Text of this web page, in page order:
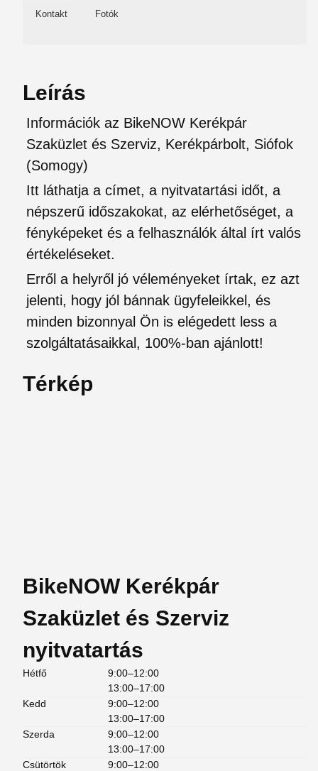
Kontakt Fotók
Leírás
Információk az BikeNOW Kerékpár
Szaküzlet és Szerviz, Kerékpárbolt, Siófok
(Somogy)
Itt láthatja a címet, a nyitvatartási időt, a
népszerű időszakokat, az elérhetőséget, a
fényképeket és a felhasználók által írt valós
értékeléseket.
Erről a helyről jó véleményeket írtak, ez azt
jelenti, hogy jól bánnak ügyfeleikkel, és
minden bizonnyal Ön is elégedett less a
szolgáltatásaikkal, 100%-ban ajánlott!
Térkép
BikeNOW Kerékpár
Szaküzlet és Szerviz
nyitvatartás
Hétfő
9:00–12:00
13:00–17:00
Kedd
9:00–12:00
13:00–17:00
Szerda
9:00–12:00
13:00–17:00
Csütörtök
9:00–12:00